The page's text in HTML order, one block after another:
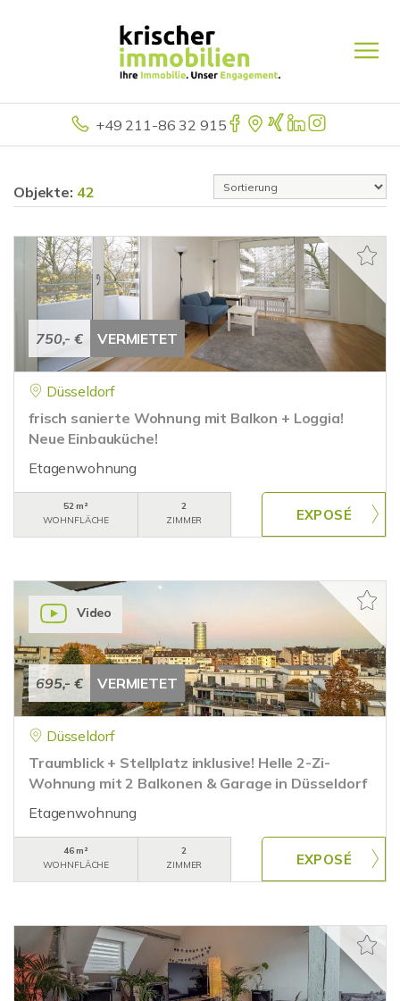
+49 211-86 32 915
Objekte: 42
750,- € VERMIETET
Düsseldorf
frisch sanierte Wohnung mit Balkon + Loggia!
Neue Einbauküche!
Etagenwohnung
52 m²
WOHNFLÄCHE
2
ZIMMER
695,- € VERMIETET
Video
Düsseldorf
Traumblick + Stellplatz inklusive! Helle 2-Zi-
Wohnung mit 2 Balkonen & Garage in Düsseldorf
Etagenwohnung
46 m²
WOHNFLÄCHE
2
ZIMMER